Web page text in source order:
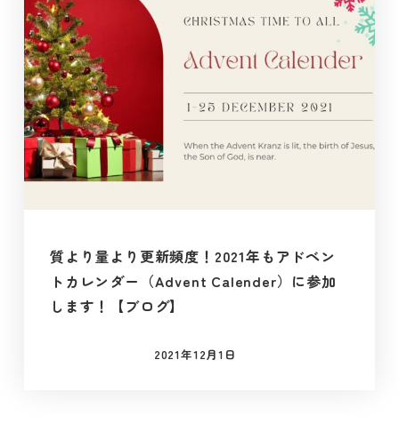
質より量より更新頻度！2021年もアドベン
トカレンダー（Advent Calender）に参加
します！【ブログ】
投稿日
2021年12月1日